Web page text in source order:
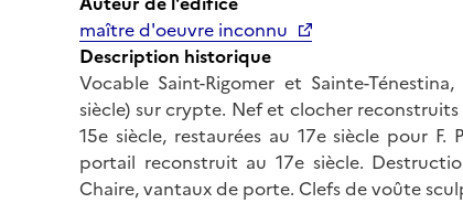
maître d'oeuvre inconnu
Description historique
Vocable Saint-Rigomer et Sainte-
siècle) sur crypte. Nef et clocher
15e siècle, restaurées au 17e siècle pour
portail reconstruit au 17e siècle.
Chaire, vantaux de porte. Clefs de voûte